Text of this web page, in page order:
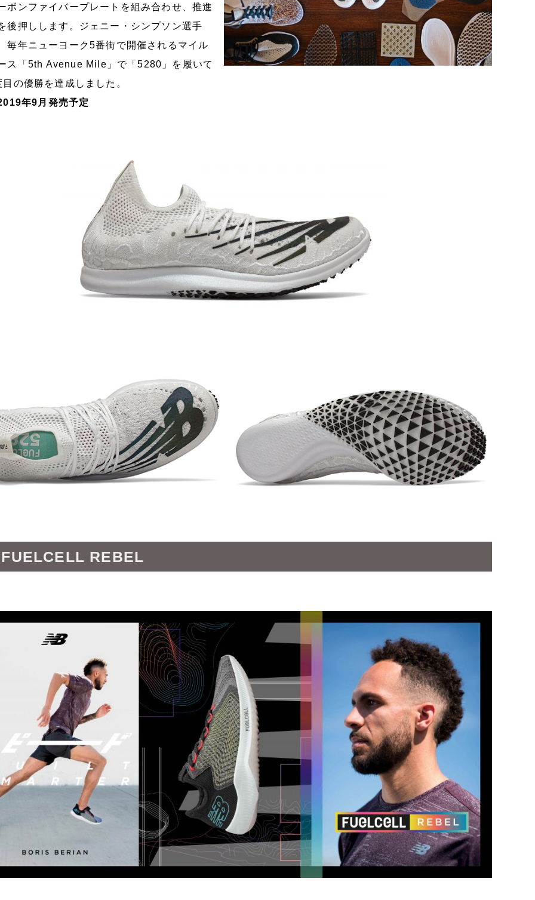
ボンファイバープレートを組み合わせ、推進
後押しします。ジェニー・シンプソン選手
毎年ニューヨーク5番街で開催されるマイル
ス「5th Avenue Mile」で「5280」を履いて
目の優勝を達成しました。
年9月発売予定
FUELCELL REBEL